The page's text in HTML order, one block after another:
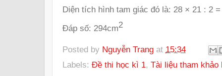
Diện tích hình tam giác đó là: 28 × 21 : 2
Đáp số: 294cm2
Posted by Nguyễn Trang at 15:34
Labels: Đề thi học kì 1, Tài liệu tham khảo